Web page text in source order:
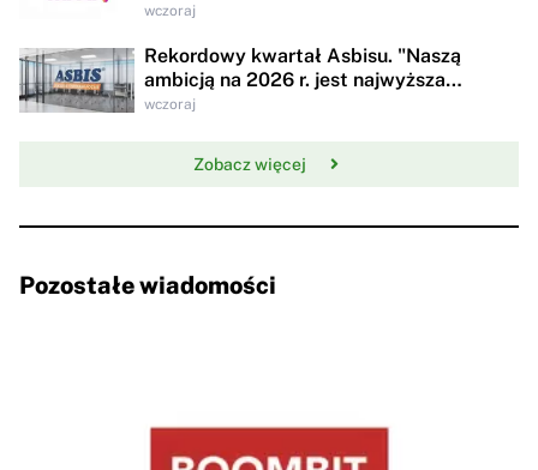
wczoraj
Rekordowy kwartał Asbisu. "Naszą
ambicją na 2026 r. jest najwyższa
rentowności w historii"
wczoraj
Zobacz więcej
Pozostałe wiadomości